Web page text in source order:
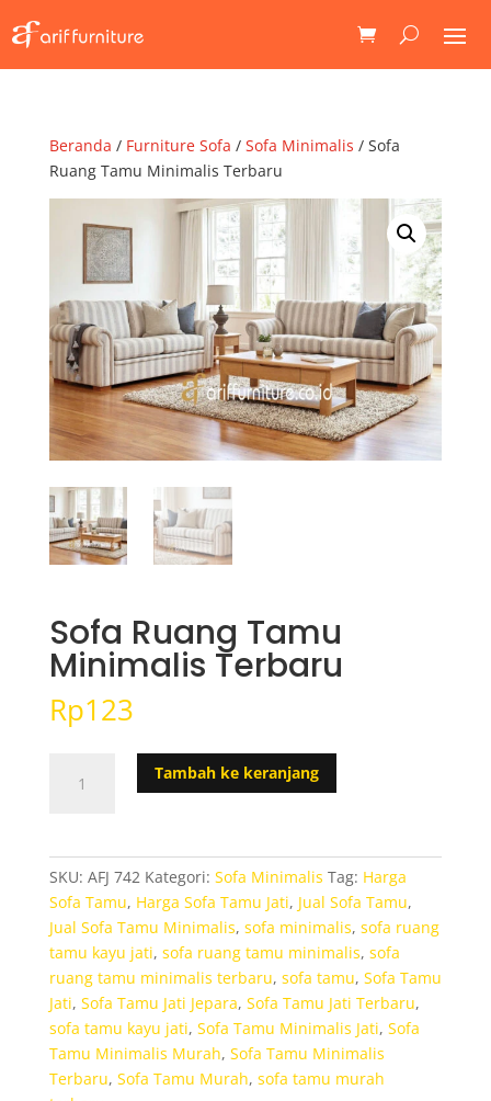
Beranda / Furniture Sofa / Sofa Minimalis / Sofa
Ruang Tamu Minimalis Terbaru
Sofa Ruang Tamu
Minimalis Terbaru
Rp123
Terbaru
Tambah ke keranjang
SKU: AFJ 742 Kategori: Sofa Minimalis Tag: Harga
Sofa Tamu, Harga Sofa Tamu Jati, Jual Sofa Tamu,
Jual Sofa Tamu Minimalis, sofa minimalis, sofa ruang
tamu kayu jati, sofa ruang tamu minimalis, sofa
ruang tamu minimalis terbaru, sofa tamu, Sofa Tamu
Jati, Sofa Tamu Jati Jepara, Sofa Tamu Jati Terbaru,
sofa tamu kayu jati, Sofa Tamu Minimalis Jati, Sofa
Tamu Minimalis Murah, Sofa Tamu Minimalis
Terbaru, Sofa Tamu Murah, sofa tamu murah